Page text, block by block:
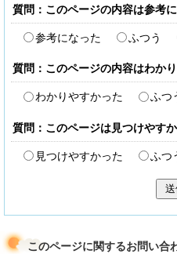
質問：このページの内容は参考
参考になった ふつう
質問：このページの内容はわか
わかりやすかった ふつ
質問：このページは見つけやす
見つけやすかった ふつ
このページに関するお問い合